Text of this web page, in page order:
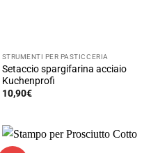
STRUMENTI PER PASTICCERIA
Setaccio spargifarina acciaio
Kuchenprofi
10,90€